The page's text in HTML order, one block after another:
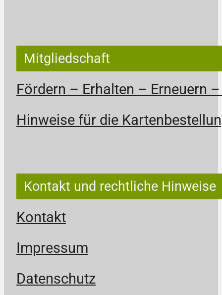
Mitgliedschaft
Fördern – Erhalten – Erneuern
Hinweise für die
Kontakt und rechtliche Hinweise
Kontakt
Impressum
Datenschutz